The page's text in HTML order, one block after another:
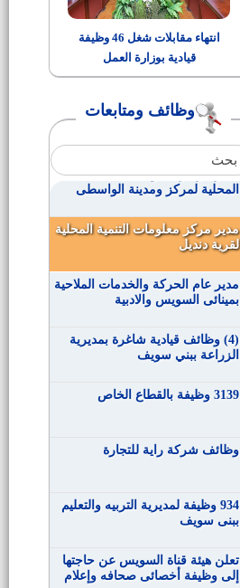
انتهاء مقابلات شغل 46 وظيفة
قيادية بوزارة العمل
وظائف ومتابعات
وظيفة باحث، للعمل فى البحث
وظائف المجموعة الوطنية
لاستثمارات الأوقاف
رئيس الوحدة المحلية لقرية أبسوج
مدير مراكز معلومات التنمية
المحلية لمركز ومدينة الواسطى
مدير مركز معلومات التنمية المحلية
لقرية دنديل
مدير عام الحركة والخدمات الملاحية
بمينائى السويس والادبية
(4) وظائف قيادية شاغرة بمديرية
الزراعة ببني سويف
3139 وظيفة بالقطاع الخاص
وظائف شركة راية للتجارة
934 وظيفة لمديرية التربيه والتعليم
ببنى سويف
تعلن هيئة قناة السويس عن حاجتها
إلى وظيفة أخصائى صحافه وإعلام